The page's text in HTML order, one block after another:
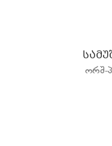
ორშ-